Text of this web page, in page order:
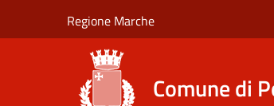
Regione Marche
Comune di